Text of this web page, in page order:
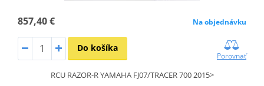
857,40 € Na objednávku
Do košíka
Porovnať
RCU RAZOR-R YAMAHA FJ07/TRACER 700 2015>